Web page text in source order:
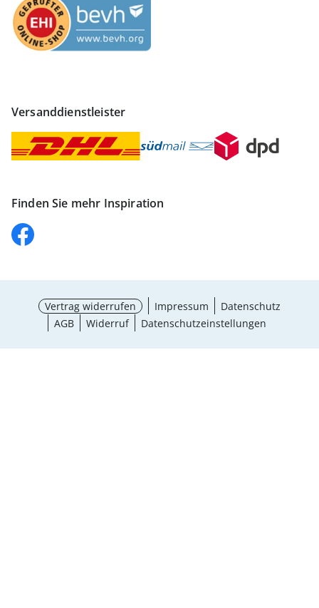
Versanddienstleister
Finden Sie mehr Inspiration
Vertrag widerrufen Impressum
Datenschutz
AGB
Widerruf Datenschutzeinstellungen